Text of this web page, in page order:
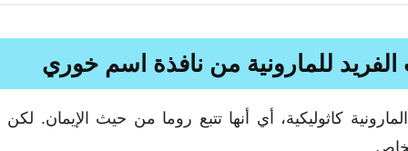
الفريد للمارونية من نافذة اسم خوري
كاثوليكية، أي أنها تتبع روما من حيث الإيمان. لكن